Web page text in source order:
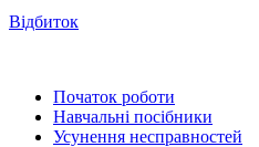
Відбиток
Початок роботи
Навчальні посібники
Усунення несправностей